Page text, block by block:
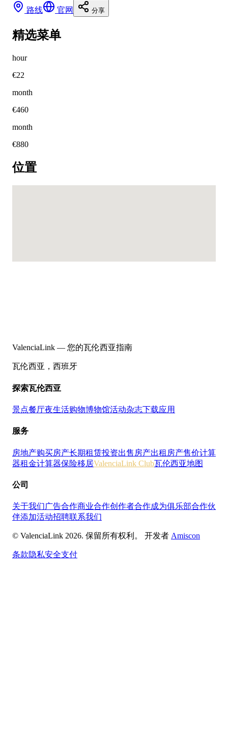
路线 官网 分享
精选菜单
hour
€22
month
€460
month
€880
位置
ValenciaLink — 您的瓦伦西亚指南
瓦伦西亚，西班牙
探索瓦伦西亚
景点餐厅夜生活购物博物馆活动杂志下载应用
服务
房地产购买房产长期租赁投资出售房产出租房产售价计算
器租金计算器保险移居ValenciaLink Club瓦伦西亚地图
公司
关于我们广告合作商业合作创作者合作成为俱乐部合作伙
伴添加活动招聘联系我们
© ValenciaLink 2026. 保留所有权利。 开发者 Amiscon
条款隐私安全支付